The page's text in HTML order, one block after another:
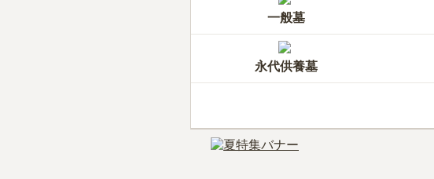
一般墓
永代供養墓